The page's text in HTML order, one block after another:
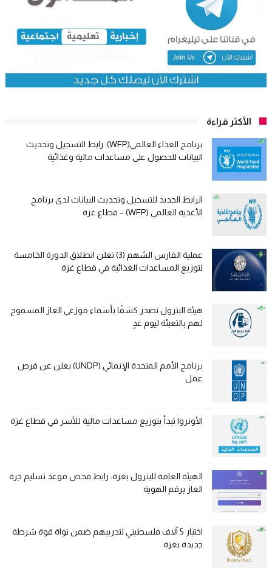
الأكثر قراءة
برنامج الغذاء العالمي(WFP): رابط التسجيل وتحديث
البيانات للحصول على مساعدات مالية وغذائية
الرابط الجديد للتسجيل وتحديث البيانات لدى برنامج
الأغذية العالمي (WFP) – قطاع غزة
عملية الفارس الشهم (3) تعلن انطلاق الدورة الخامسة
لتوزيع المساعدات الغذائية في قطاع غزة
هيئة البترول تصدر كشفًا بأسماء موزعي الغاز المسموح
لهم بالتعبئة ليوم غدٍ
برنامج الأمم المتحدة الإنمائي (UNDP) يعلن عن فرص
عمل
الأونروا تبدأ بتوزيع مساعدات مالية للأسر في قطاع غزة
الهيئة العامة للبترول بغزة: رابط فحص موعد تسليم جرة
الغاز برقم الهوية
اختيار 5 آلاف فلسطيني لتدريبهم ضمن نواة قوة شرطة
جديدة بغزة